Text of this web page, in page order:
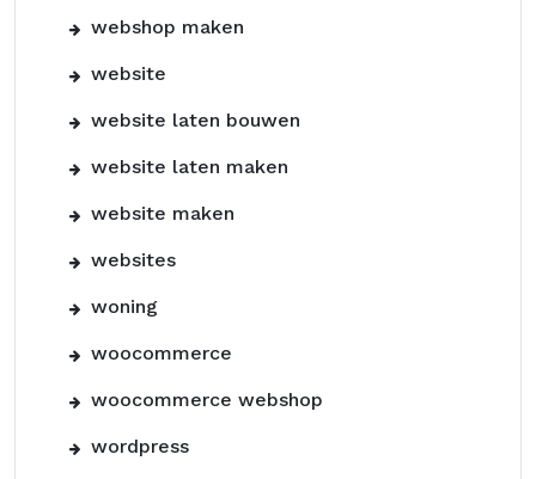
webshop maken
website
website laten bouwen
website laten maken
website maken
websites
woning
woocommerce
woocommerce webshop
wordpress